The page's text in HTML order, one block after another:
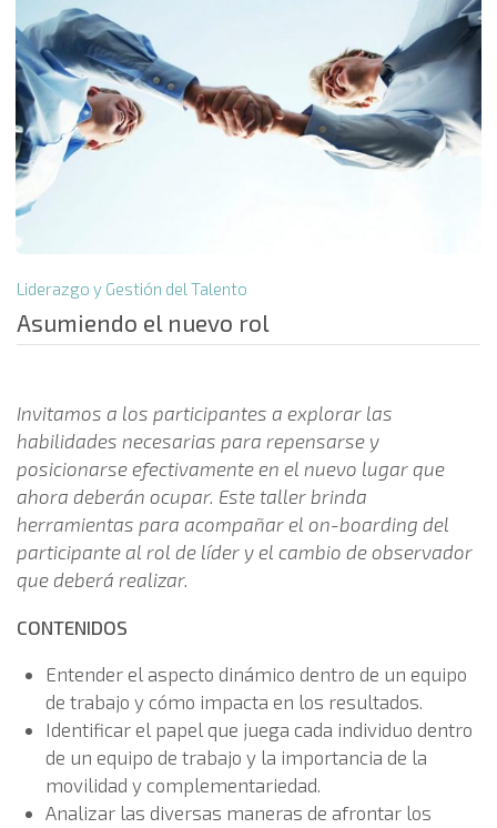
Liderazgo y Gestión del Talento
Asumiendo el nuevo rol
Invitamos a los participantes a explorar las
habilidades necesarias para repensarse y
posicionarse efectivamente en el nuevo lugar que
ahora deberán ocupar. Este taller brinda
herramientas para acompañar el on-boarding del
participante al rol de líder y el cambio de observador
que deberá realizar.
CONTENIDOS
Entender el aspecto dinámico dentro de un equipo
de trabajo y cómo impacta en los resultados.
Identificar el papel que juega cada individuo dentro
de un equipo de trabajo y la importancia de la
movilidad y complementariedad.
Analizar las diversas maneras de afrontar los